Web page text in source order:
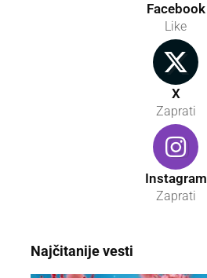
Facebook
Like
X
Zaprati
Instagram
Zaprati
Najčitanije vesti